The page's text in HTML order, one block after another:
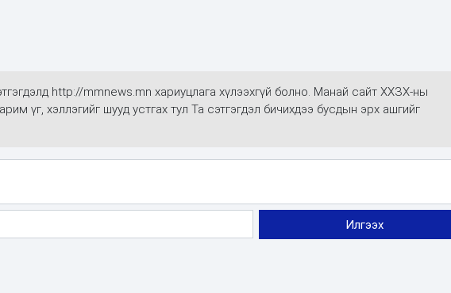
http://mmnews.mn хариуцлага хүлээхгүй болно. Манай сайт ХХЗХ-ны
үг, хэллэгийг шууд устгах тул Та сэтгэгдэл бичихдээ бусдын эрх ашгийг